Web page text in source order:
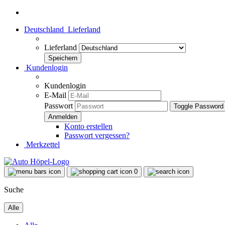
Deutschland Lieferland
Lieferland
Kundenlogin
Kundenlogin
E-Mail
Passwort
Toggle
Konto erstellen
Passwort vergessen?
Merkzettel
0
Suche
Alle